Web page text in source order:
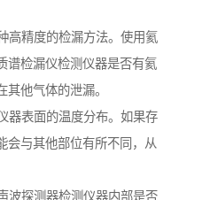
高精度的检漏方法。使用氦
谱检漏仪检测仪器是否有氦
他气体的泄漏。
器表面的温度分布。如果存
会与其他部位有所不同，从
波探测器检测仪器内部是否